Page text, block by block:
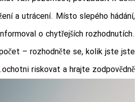
a utrácení. Místo slepého hádání,
o chytřejších rozhodnutích.
– rozhodněte se, kolik jste jste
ochotni riskovat a hrajte zodpovědně.